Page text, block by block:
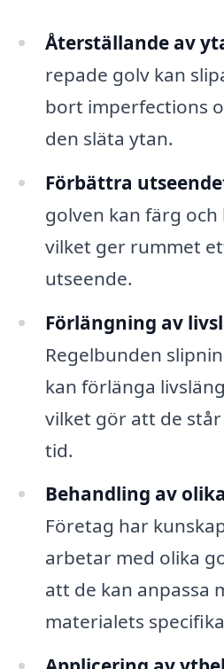
Återställande av
repade golv kan
bort imperfections
den släta ytan.
Förbättra
golven kan färg
vilket ger rummet
utseende.
Förlängning av
Regelbunden
kan förlänga
vilket gör att de
tid.
Behandling av
Företag har
arbetar med olika
att de kan anpassa
materialets